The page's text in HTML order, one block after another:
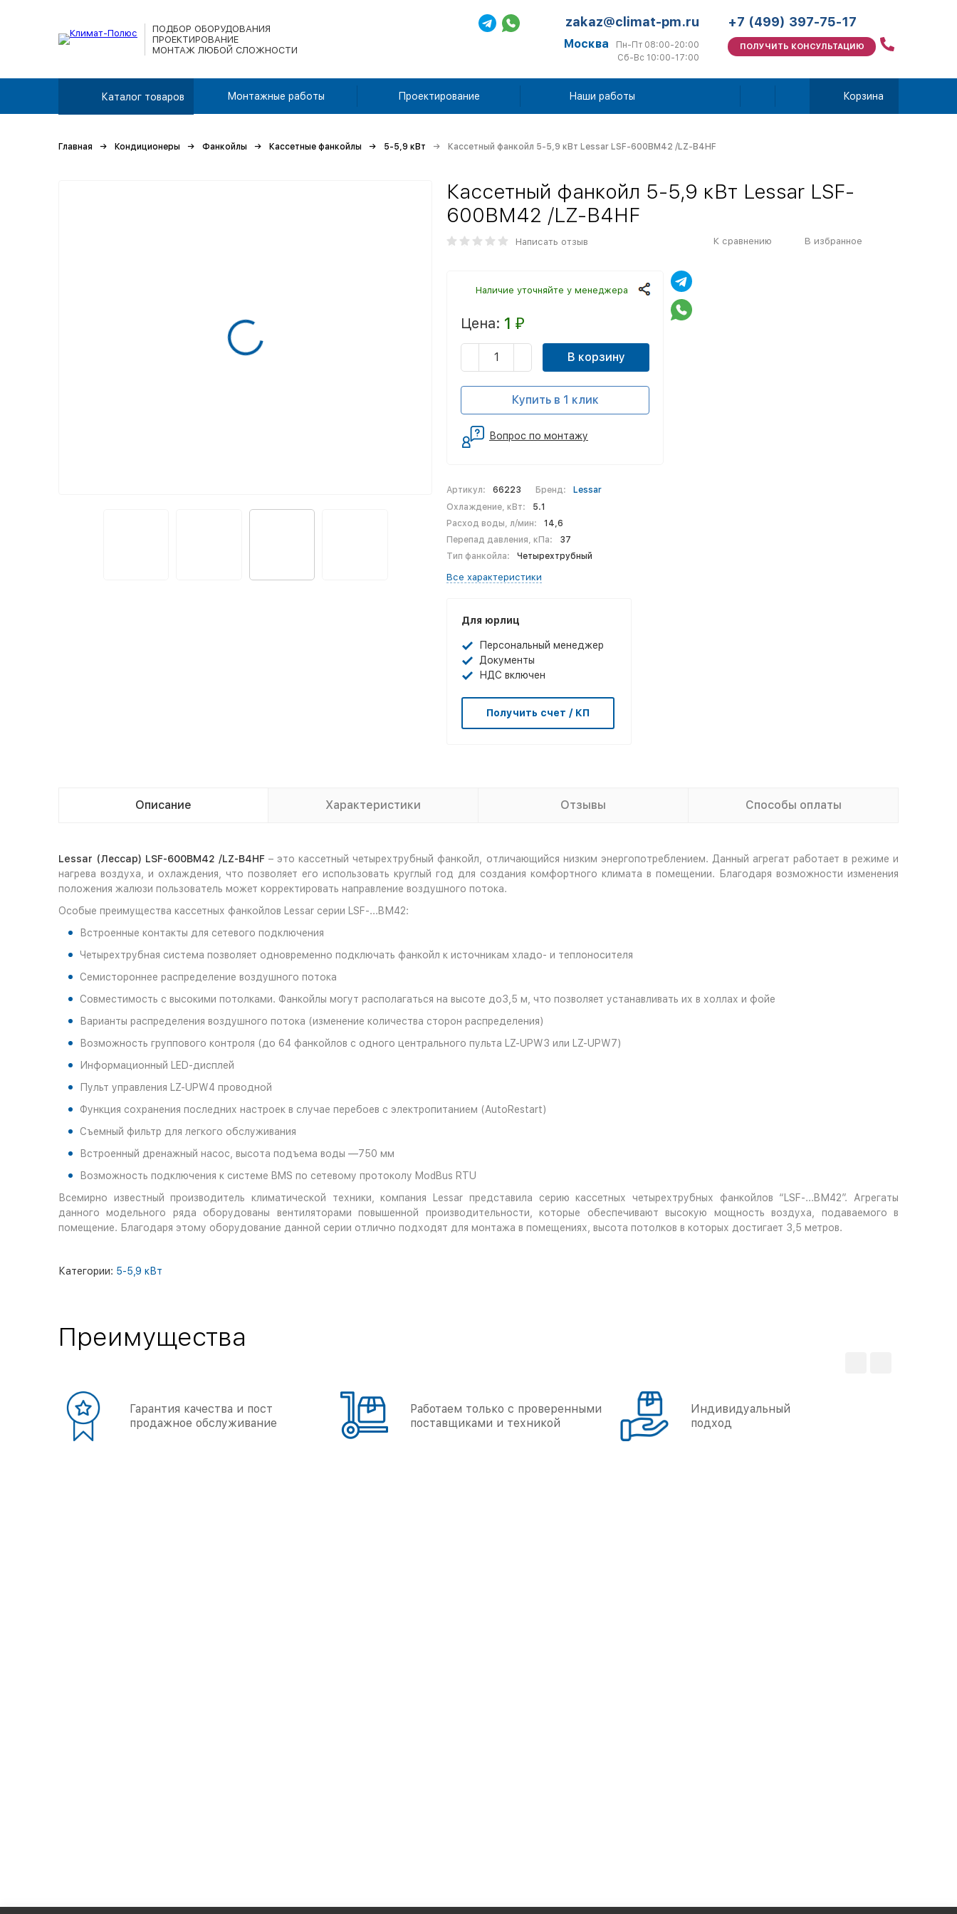
ПОДБОР ОБОРУДОВАНИЯ
ПРОЕКТИРОВАНИЕ
МОНТАЖ ЛЮБОЙ СЛОЖНОСТИ
zakaz@climat-pm.ru
Москва
Пн-Пт 08:00-20:00
Сб-Вс 10:00-17:00
+7 (499) 397-75-17
ПОЛУЧИТЬ КОНСУЛЬТАЦИЮ
Каталог товаров Монтажные работы Проектирование Наши работы Корзина
Главная Кондиционеры Фанкойлы Кассетные фанкойлы 5-5,9 кВт Кассетный фанкойл 5-5,9 кВт Lessar LSF-600BM42 /LZ-B4HF
Кассетный фанкойл 5-5,9 кВт Lessar LSF-
600BM42 /LZ-B4HF
Написать отзыв К сравнению В избранное
Артикул: 66223 Бренд:
Lessar
Охлаждение, кВт:
5.1
Расход воды, л/мин:
14,6
Перепад давления, кПа:
37
Тип фанкойла:
Четырехтрубный
Все характеристики
Для юрлиц
Персональный менеджер
Документы
НДС включен
Получить счет / КП
Наличие уточняйте у менеджера
Цена: 1 ₽
В корзину
Купить в 1 клик
Вопрос по монтажу
Описание Характеристики Отзывы Способы оплаты
Lessar (Лессар) LSF-600BM42 /LZ-B4HF – это кассетный четырехтрубный фанкойл, отличающийся низким энергопотреблением. Данный агрегат работает в режиме и
нагрева воздуха, и охлаждения, что позволяет его использовать круглый год для создания комфортного климата в помещении. Благодаря возможности изменения
положения жалюзи пользователь может корректировать направление воздушного потока.
Особые преимущества кассетных фанкойлов Lessar серии LSF-...BМ42:
Встроенные контакты для сетевого подключения
Четырехтрубная система позволяет одновременно подключать фанкойл к источникам хладо- и теплоносителя
Семистороннее распределение воздушного потока
Совместимость с высокими потолками. Фанкойлы могут располагаться на высоте до3,5 м, что позволяет устанавливать их в холлах и фойе
Варианты распределения воздушного потока (изменение количества сторон распределения)
Возможность группового контроля (до 64 фанкойлов с одного центрального пульта LZ-UPW3 или LZ-UPW7)
Информационный LED-дисплей
Пульт управления LZ-UPW4 проводной
Функция сохранения последних настроек в случае перебоев с электропитанием (AutoRestart)
Съемный фильтр для легкого обслуживания
Встроенный дренажный насос, высота подъема воды —750 мм
Возможность подключения к системе BMS по сетевому протоколу ModBus RTU
Всемирно известный производитель климатической техники, компания Lessar представила серию кассетных четырехтрубных фанкойлов “LSF-...BМ42”. Агрегаты
данного модельного ряда оборудованы вентиляторами повышенной производительности, которые обеспечивают высокую мощность воздуха, подаваемого в
помещение. Благодаря этому оборудование данной серии отлично подходят для монтажа в помещениях, высота потолков в которых достигает 3,5 метров.
Категории: 5-5,9 кВт
Преимущества
Гарантия качества и пост
продажное обслуживание
Работаем только с проверенными
поставщиками и техникой
Индивидуальный
подход